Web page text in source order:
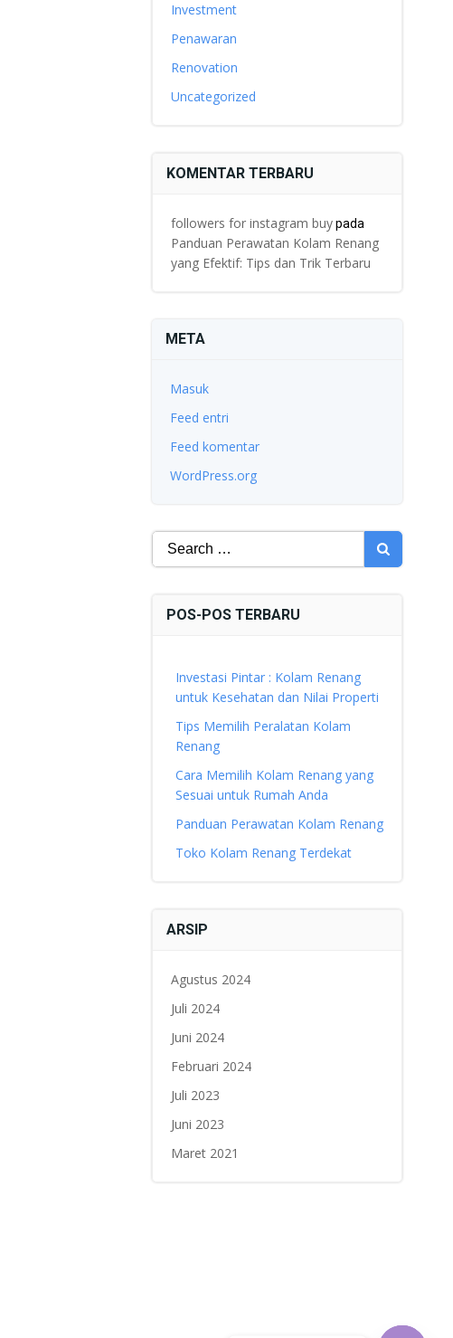
Investment
Penawaran
Renovation
Uncategorized
KOMENTAR TERBARU
followers for instagram buypada
Panduan Perawatan Kolam Renang
yang Efektif: Tips dan Trik Terbaru
META
Masuk
Feed entri
Feed komentar
WordPress.org
Search
for:
POS-POS TERBARU
Investasi Pintar : Kolam Renang
untuk Kesehatan dan Nilai Properti
Tips Memilih Peralatan Kolam
Renang
Cara Memilih Kolam Renang yang
Sesuai untuk Rumah Anda
Panduan Perawatan Kolam Renang
Toko Kolam Renang Terdekat
ARSIP
Agustus 2024
Juli 2024
Juni 2024
Februari 2024
Juli 2023
Juni 2023
Maret 2021